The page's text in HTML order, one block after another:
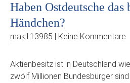
Haben Ostdeutsche das
Händchen?
mak113985 | Keine Kommentare
Aktienbesitz ist in Deutschland
zwölf Millionen Bundesbürger